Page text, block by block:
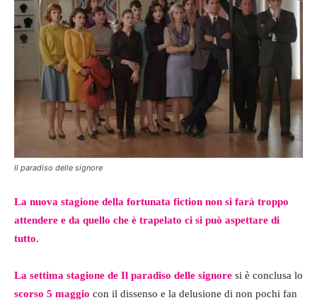
Il paradiso delle signore
La nuova stagione della fortunata fiction non si farà troppo
attendere e da quello che è trapelato ci si può aspettare di
tutto.
La settima stagione de Il paradiso delle signore si è conclusa lo
scorso 5 maggio con il dissenso e la delusione di non pochi fan